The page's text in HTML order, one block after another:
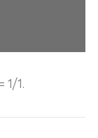
1.